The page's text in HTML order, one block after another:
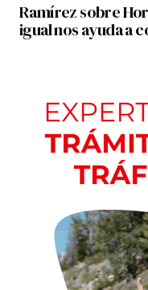
Ramírez sobre
igual nos ayuda a